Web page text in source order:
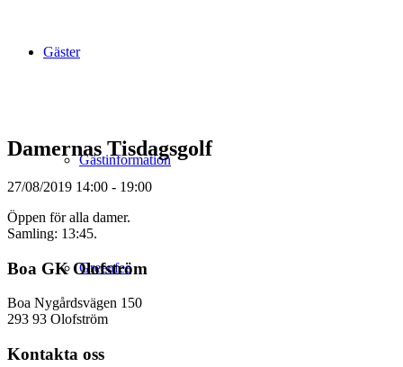
Gäster
Gästinformation
Greenfee
Damernas Tisdagsgolf
27/08/2019 14:00 - 19:00
Öppen för alla damer.
Samling: 13:45.
Boa GK Olofström
Boa Nygårdsvägen 150
293 93 Olofström
Kontakta oss